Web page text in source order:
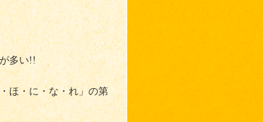
多い!!
ほ・に・な・れ」の第